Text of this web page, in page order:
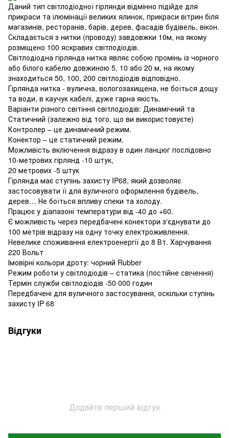
Даний тип світлодіодної гірлянди відмінно підійде для
прикраси та ілюмінації великих ялинок, прикраси вітрин біля
магазинів, ресторанів, барів, дерев, фасадів будівель, вікон.
Складається з нитки (проводу) завдовжки 10м, на якому
розміщено 100 яскравих світлодіодів.
Світлодіодна гірлянда нитка являє собою промінь із чорного
або білого кабелю довжиною 5, 10 або 20 м, на якому
знаходиться 50, 100, 200 світлодіодів відповідно.
Гірлянда нитка - вулична, вологозахищена, не боїться дощу
та води, в каучук кабелі, дуже гарна якість.
Варіанти різного світіння світлодіодів: Динамічний та
Статичний (залежно від того, що ви використовуєте)
Контролер – це динамічний режим.
Конектор – це статичний режим.
Можливість включення відразу в один ланцюг послідовно
10-метрових гірлянд -10 штук,
20 метрових -5 штук
Гірлянда має ступінь захисту IP68, який дозволяє
застосовувати її для вуличного оформлення будівель,
дерев… Не боїться впливу спеки та холоду.
Працює у діапазоні температури від -40 до +60.
Є можливість через передбачені конектори з'єднувати до
100 метрів відразу на одну точку електроживлення.
Невелике споживання електроенергії до 8 Вт. Харчування
220 Вольт
Імовірні кольори дроту: чорний Rubber
Режим роботи у світлодіодів – статика (постійне свічення)
Термін служби світлодіодів -50 000 годин
Передбачені для вуличного застосування, оскільки ступінь
захисту IP 68
Відгуки
Додайте перший відгук